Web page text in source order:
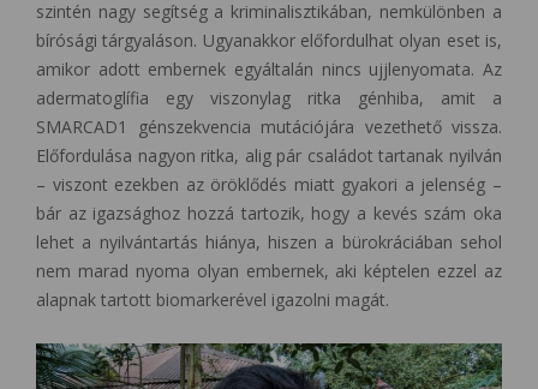
szintén nagy segítség a kriminalisztikában, nemkülönben a
bírósági tárgyaláson. Ugyanakkor előfordulhat olyan eset is,
amikor adott embernek egyáltalán nincs ujjlenyomata. Az
adermatoglífia egy viszonylag ritka génhiba, amit a
SMARCAD1 génszekvencia mutációjára vezethető vissza.
Előfordulása nagyon ritka, alig pár családot tartanak nyilván
– viszont ezekben az öröklődés miatt gyakori a jelenség –
bár az igazsághoz hozzá tartozik, hogy a kevés szám oka
lehet a nyilvántartás hiánya, hiszen a bürokráciában sehol
nem marad nyoma olyan embernek, aki képtelen ezzel az
alapnak tartott biomarkerével igazolni magát.